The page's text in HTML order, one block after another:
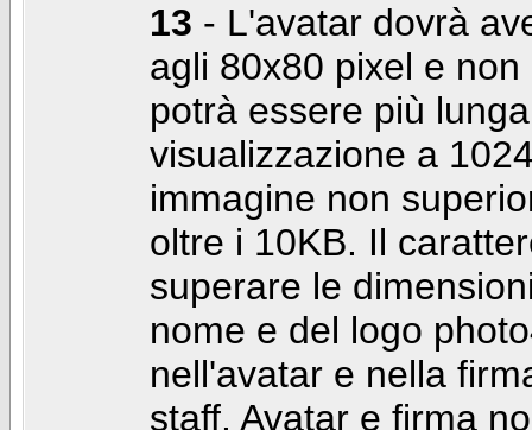
13 - L'avatar dovrà
agli 80x80 pixel e
potrà essere più
visualizzazione a
immagine non
oltre i 10KB. Il
superare le
nome e del logo
nell'avatar e nella
staff. Avatar e firma